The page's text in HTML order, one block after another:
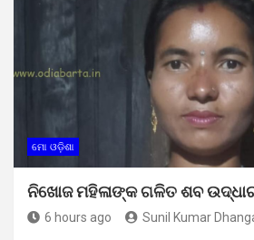
ମୋ ଓଡ଼ିଶା
ନିଖୋଜ ମହିଳାଙ୍କ ଗଳିତ ଶବ
6 hours ago Sunil Kumar